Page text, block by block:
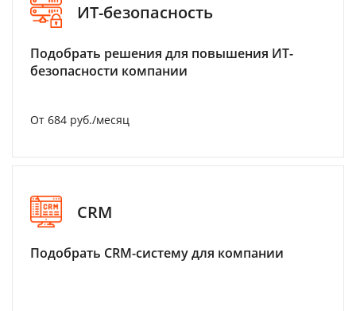
ИТ-безопасность
Подобрать решения для повышения ИТ-
безопасности компании
От 684 руб./месяц
CRM
Подобрать CRM-систему для компании